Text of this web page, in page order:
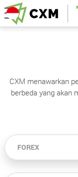
CXM menawarkan
berbeda yang akan
FOREX